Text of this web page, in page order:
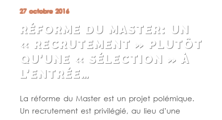
27 octobre 2016
RÉFORME DU MASTER: UN
« RECRUTEMENT » PLUTÔT
QU’UNE « SÉLECTION » À
L’ENTRÉE…
La réforme du Master est un projet polémique.
Un recrutement est privilégié, au lieu d’une